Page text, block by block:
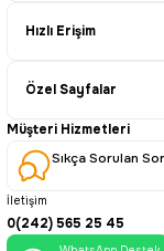
Hızlı Erişim
Özel Sayfalar
Müşteri Hizmetleri
Sıkça Sorulan
İletişim
0(242) 565 25 45